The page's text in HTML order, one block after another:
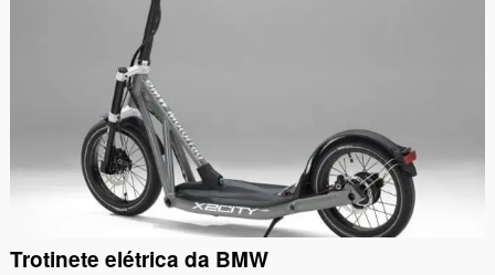
Trotinete elétrica da BMW